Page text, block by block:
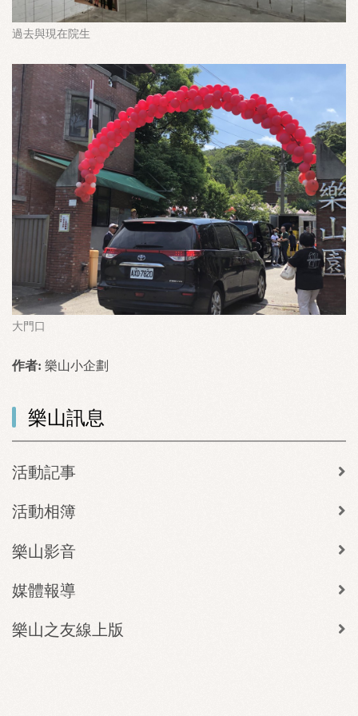
過去與現在院生
大門口
作者: 樂山小企劃
樂山訊息
活動記事
活動相簿
樂山影音
媒體報導
樂山之友線上版